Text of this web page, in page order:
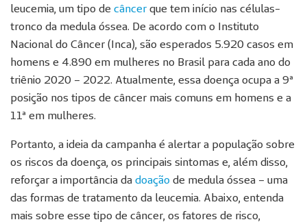
leucemia, um tipo de câncer que tem início nas células-
tronco da medula óssea. De acordo com o Instituto
Nacional do Câncer (Inca), são esperados 5.920 casos em
homens e 4.890 em mulheres no Brasil para cada ano do
triênio 2020 – 2022. Atualmente, essa doença ocupa a 9ª
posição nos tipos de câncer mais comuns em homens e a
11ª em mulheres.
Portanto, a ideia da campanha é alertar a população sobre
os riscos da doença, os principais sintomas e, além disso,
reforçar a importância da doação de medula óssea – uma
das formas de tratamento da leucemia. Abaixo, entenda
mais sobre esse tipo de câncer, os fatores de risco,